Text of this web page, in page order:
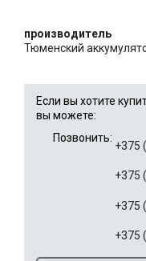
производитель
Тюменский
Если вы хотите
вы можете:
Позвонить:
+375
+375
+375
+375